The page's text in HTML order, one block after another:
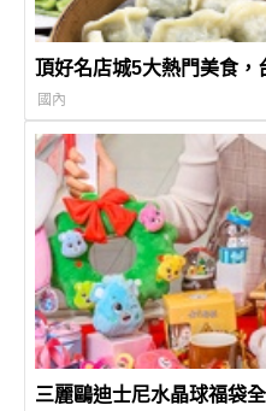
頂好名店城5大熱門美食，
國內
三麗鷗迪士尼水晶球福袋